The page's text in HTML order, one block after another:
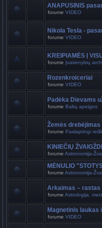
ANAPUSINIS
forume VIDEO
Nikola Tesla -
forume VIDEO
KREIPIAMĖS Į
forume Įvairenybių
Rozenkroiceriai
forume VIDEO
Padėka Dievams
forume Baltų apeigos
Žemės
forume Paslaptingi
KINIEČIŲ
forume Astronomija-
MĖNULIO
forume Astronomija-
Arkaimas – rastas
forume Astrologija,
Magnetinis laukas
forume VIDEO